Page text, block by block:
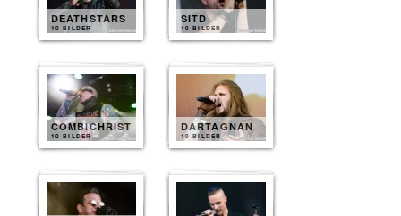
DEATHSTARS
10 BILDER
SITD
10 BILDER
COMBICHRIST
10 BILDER
DARTAGNAN
10 BILDER